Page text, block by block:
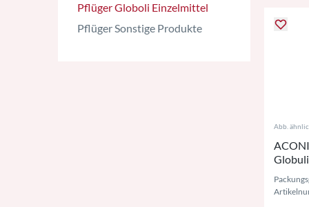
Pflüger Globoli Einzelmittel
Pflüger Sonstige Produkte
Abb.